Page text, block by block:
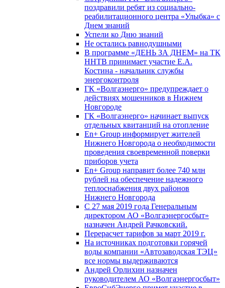
поздравили ребят из социально-
реабилитационного центра «Улыбка» с
Днем знаний
Успели ко Дню знаний
Не остались равнодушными
В программе «ДЕНЬ ЗА ДНЕМ» на ТК
ННТВ принимает участие Е.А.
Костина - начальник службы
энергоконтроля
ГК «Волгаэнерго» предупреждает о
действиях мошенников в Нижнем
Новгороде
ГК «Волгаэнерго» начинает выпуск
отдельных квитанций на отопление
En+ Group информирует жителей
Нижнего Новгорода о необходимости
проведения своевременной поверки
приборов учета
En+ Group направит более 740 млн
рублей на обеспечение надежного
теплоснабжения двух районов
Нижнего Новгорода
С 27 мая 2019 года Генеральным
директором АО «Волгаэнергосбыт»
назначен Андрей Рачковский.
Перерасчет тарифов за март 2019 г.
На источниках подготовки горячей
воды компании «Автозаводская ТЭЦ»
все нормы выдерживаются
Андрей Орлихин назначен
руководителем АО «Волгаэнергосбыт»